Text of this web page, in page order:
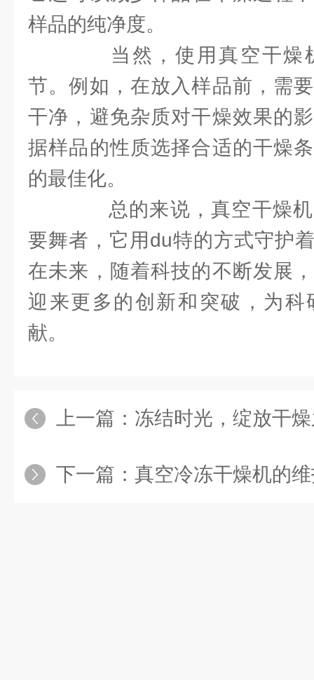
样品的纯净度。
当然，使用真空干燥
节。例如，在放入样品前，需
干净，避免杂质对干燥效果的
据样品的性质选择合适的干燥
的最佳化。
总的来说，真空干燥机
要舞者，它用du特的方式守护
在未来，随着科技的不断发展
迎来更多的创新和突破，为
献。
上一篇： 冻结时光，绽放干燥之美：
下一篇： 真空冷冻干燥机的维护保